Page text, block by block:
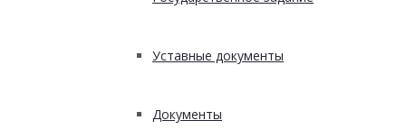
Уставные документы
Документы